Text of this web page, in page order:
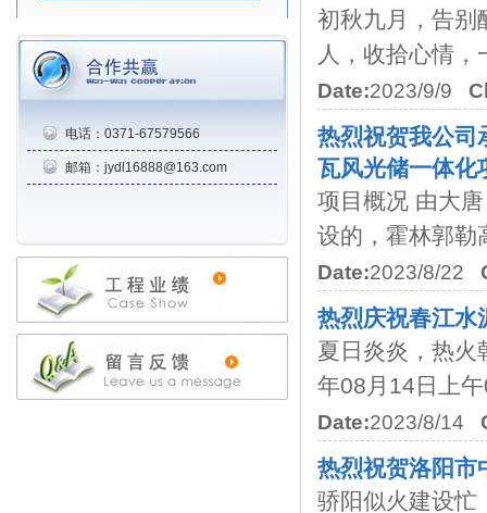
电话：0371-67579566
邮箱：jydl16888@163.com
初秋九月，告别
人，收拾心情
Date:2023/9/9
热烈祝贺我公司
瓦风光储一体化
项目概况 由大
设的，霍林郭勒
Date:2023/8/22
热烈庆祝春江水
夏日炎炎，热火
年08月14日上
Date:2023/8/14
热烈祝贺洛阳市
骄阳似火建设忙